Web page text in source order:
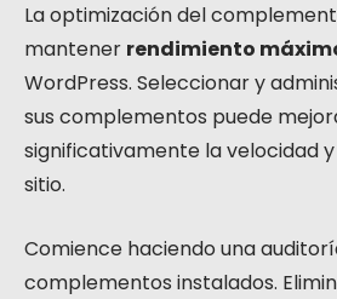
La optimización del
mantener rendimiento
WordPress. Seleccionar y
sus complementos puede
significativamente la velocidad
sitio.
Comience haciendo una
complementos instalados.